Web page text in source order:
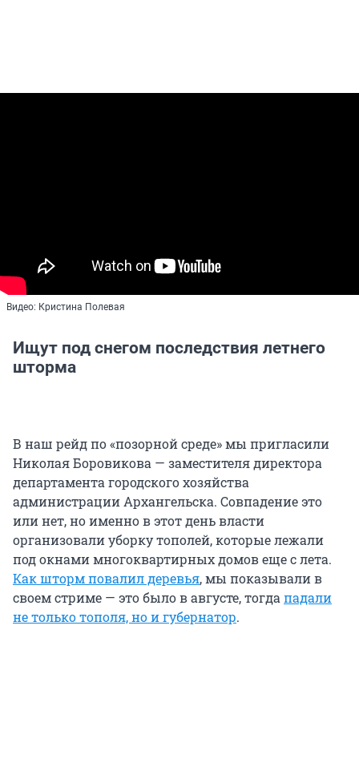
Видео: Кристина Полевая
Ищут под снегом последствия летнего
шторма
В наш рейд по «позорной среде» мы пригласили
Николая Боровикова — заместителя директора
департамента городского хозяйства
администрации Архангельска. Совпадение это
или нет, но именно в этот день власти
организовали уборку тополей, которые лежали
под окнами многоквартирных домов еще с лета.
Как шторм повалил деревья, мы показывали в
своем стриме — это было в августе, тогдападали
не только тополя, но и губернатор.